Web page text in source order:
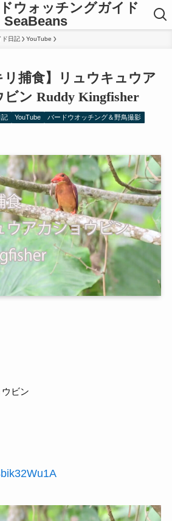
ウォッチングガイド
SeaBeans
ド日記 YouTube
リ捕食】リュウキュウア
ビン Ruddy Kingfisher
記 YouTube バードウオッチング＆野鳥撮影
ビン